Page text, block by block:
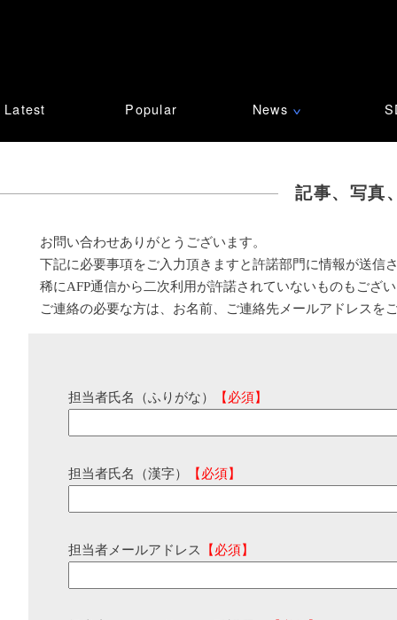
Latest Popular News ∨
記事、写真
お問い合わせありがとうございます。
下記に必要事項をご入力頂きますと許諾部門に情報が送信
稀にAFP通信から二次利用が許諾されていないものもござ
ご連絡の必要な方は、お名前、ご連絡先メールアドレスを
担当者氏名（ふりがな） 【必須】
担当者氏名（漢字） 【必須】
担当者メールアドレス 【必須】